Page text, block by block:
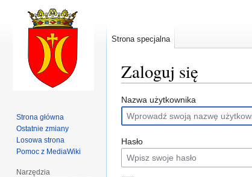
Zaloguj się
Przejdź
do
nawigacji
Przejdź
do
wyszukiwania
Nazwa użytkownika
Hasło
Strona specjalna
Strona główna
Ostatnie zmiany
Losowa strona
Pomoc z MediaWiki
Narzędzia